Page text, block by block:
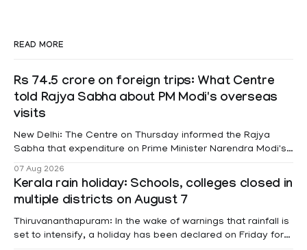
READ MORE
Rs 74.5 crore on foreign trips: What Centre
told Rajya Sabha about PM Modi's overseas
visits
New Delhi: The Centre on Thursday informed the Rajya
Sabha that expenditure on Prime Minister Narendra Modi's
information was provided by Minister of State for External
Affairs Pabitra Margherita in a written reply to questions
raised
07 Aug 2026
Kerala rain holiday: Schools, colleges closed in
multiple districts on August 7
Thiruvananthapuram: In the wake of warnings that rainfall is
set to intensify, a holiday has been declared on Friday for